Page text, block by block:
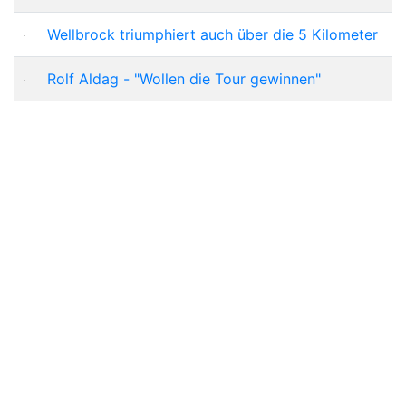
Wellbrock triumphiert auch über die 5 Kilometer
Rolf Aldag - "Wollen die Tour gewinnen"